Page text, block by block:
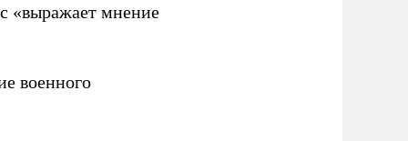
«выражает мнение
военного